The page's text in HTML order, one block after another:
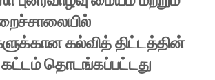
கல்வித் திட்டத்தின்
தொடங்கப்பட்டது